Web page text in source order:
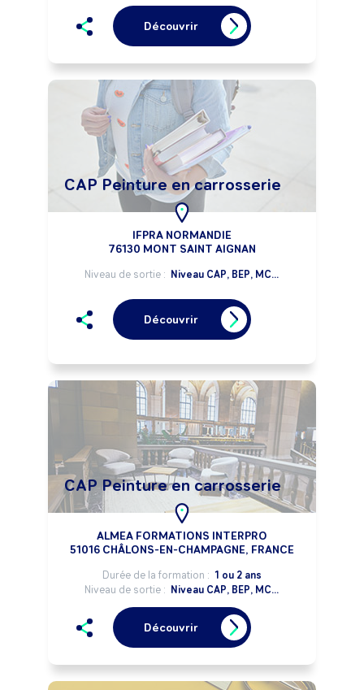
Découvrir
CAP Peinture en carrosserie
IFPRA NORMANDIE
76130 MONT SAINT AIGNAN
Niveau de sortie : Niveau CAP, BEP, MC...
Découvrir
CAP Peinture en carrosserie
ALMEA FORMATIONS INTERPRO
51016 CHÂLONS-EN-CHAMPAGNE, FRANCE
Durée de la formation : 1 ou 2 ans
Niveau de sortie : Niveau CAP, BEP, MC...
Découvrir